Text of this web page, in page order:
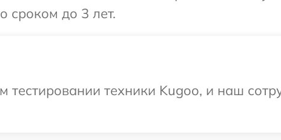
сроком до 3 лет.
техники Kugoo, и наш